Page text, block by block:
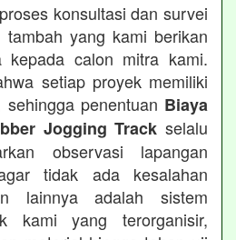
konsultasi dan survei
yang kami berikan
kepada calon mitra kami.
setiap proyek memiliki
penentuan Biaya
Jogging Track selalu
observasi lapangan
tidak ada kesalahan
lainnya adalah sistem
kami yang terorganisir,